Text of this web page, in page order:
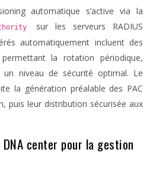
automatique s’active via la
sur les serveurs RADIUS
automatiquement incluent des
la rotation périodique,
un niveau de sécurité optimal. Le
la génération préalable des PAC
puis leur distribution sécurisée aux
center pour la gestion